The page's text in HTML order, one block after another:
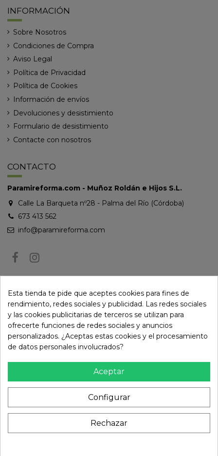
Añadir al carrito
INFORMACIÓN
Sobre Nosotros
Condiciones de Compra
Aviso Legal
Política de Privacidad
Política de Cookies
Información de envíos
Devoluciones y desistimiento
Formulario de desistimiento
Contacte con nosotros
CONTACTO
Paramireforma.com - Muñoz Roldán e Hijos S.L.
Calle La Barqueta nº28 - Palma del Río (Córdoba)
673 413 562
info@paramireforma.com
Puede darse de baja en cualquier momento. Para ello, consulte nuestra
información de contacto en el aviso legal.
Esta tienda te pide que aceptes cookies para fines de
rendimiento, redes sociales y publicidad. Las redes sociales
y las cookies publicitarias de terceros se utilizan para
ofrecerte funciones de redes sociales y anuncios
personalizados. ¿Aceptas estas cookies y el procesamiento
de datos personales involucrados?
Aceptar
Configurar
Rechazar